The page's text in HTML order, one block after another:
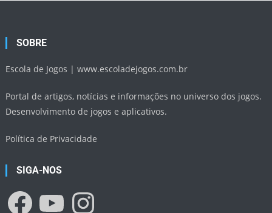
SOBRE
Escola de Jogos |www.escoladejogos.com.br
Portal de artigos, notícias e informações no universo dos jogos.
Desenvolvimento de jogos e aplicativos.
Política de Privacidade
SIGA-NOS